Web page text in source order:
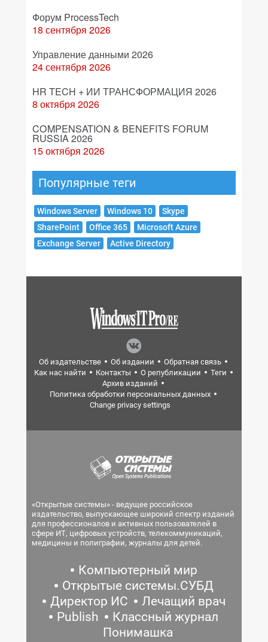
Форум ProcessTech
18 сентября 2026
Управление данными 2026
24 сентября 2026
HR TECH + ИИ ТРАНСФОРМАЦИЯ 2026
8 октября 2026
COMPENSATION & BENEFITS FORUM
RUSSIA 2026
15 октября 2026
Популярные теги
Windows Server Windows 10
Skype
SharePoint
Office 365
Microsoft Azure
Exchange Server
Active Directory
Об издательстве Об издании
Обратная связь
Как нас найти
Контакты О републикации
Теги
Архив изданий
Политика обработки персональных данных
Change privacy settings
«Открытые системы» - ведущее российское
издательство, выпускающее широкий спектр изданий
для профессионалов и активных пользователей в
сфере ИТ, цифровых устройств, телекоммуникаций,
медицины и полиграфии, журналы для детей.
Компьютерный мир
Открытые системы.СУБД
Директор ИС
Лечащий врач
Publish
Классный журнал
Понимашка